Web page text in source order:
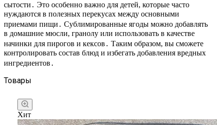
сытости․ Это особенно важно для детей, которые часто
нуждаются в полезных перекусах между основными
приемами пищи․ Сублимированные ягоды можно добавлять
в домашние мюсли, гранолу или использовать в качестве
начинки для пирогов и кексов․ Таким образом, вы сможете
контролировать состав блюд и избегать добавления вредных
ингредиентов․
Товары
Хит